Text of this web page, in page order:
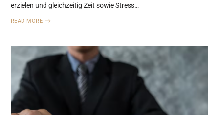
erzielen und gleichzeitig Zeit sowie Stress…
READ MORE